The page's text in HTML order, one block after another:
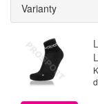
Varianty